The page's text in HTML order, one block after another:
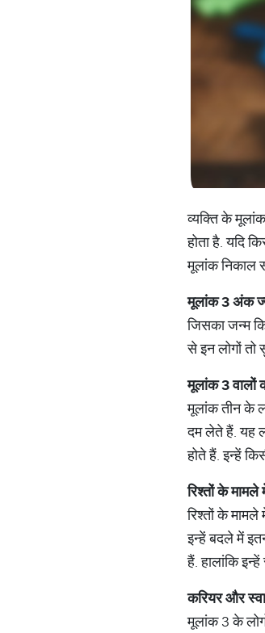
व्यक्ति के
होता है. यदि
मूलांक निकाल
मूलांक 3 अंक
जिसका जन्म
से इन लोगों तो
मूलांक 3
मूलांक तीन के
दम लेते हैं. यह
होते हैं. इन्हें
रिश्तों के
रिश्तों के
इन्हें बदले में
हैं. हालांकि
करियर और
मूलांक 3 के